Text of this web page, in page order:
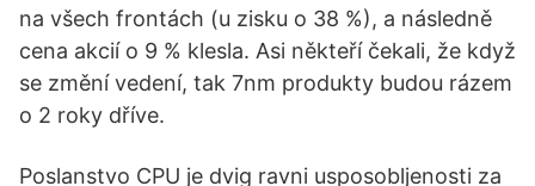
na všech frontách (u zisku o 38 %), a následně
cena akcií o 9 % klesla. Asi někteří čekali, že když
se změní vedení, tak 7nm produkty budou rázem
o 2 roky dříve.
Poslanstvo CPU je dvig ravni usposobljenosti za